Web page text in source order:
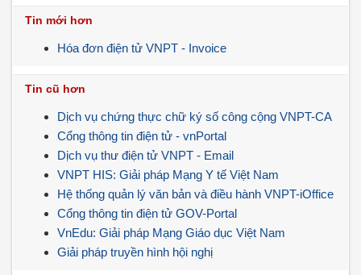
Tin mới hơn
Hóa đơn điện tử VNPT - Invoice
Tin cũ hơn
Dịch vụ chứng thực chữ ký số công cộng VNPT-CA
Cổng thông tin điện tử - vnPortal
Dịch vụ thư điện tử VNPT - Email
VNPT HIS: Giải pháp Mạng Y tế Việt Nam
Hệ thống quản lý văn bản và điều hành VNPT-iOffice
Cổng thông tin điện tử GOV-Portal
VnEdu: Giải pháp Mạng Giáo dục Việt Nam
Giải pháp truyền hình hội nghị